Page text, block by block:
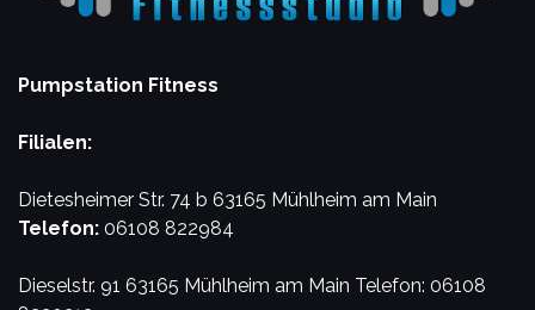
Pumpstation Fitness
Filialen:
Dietesheimer Str. 74 b 63165 Mühlheim am Main
Telefon: 06108 822984
Dieselstr. 91 63165 Mühlheim am Main Telefon: 06108